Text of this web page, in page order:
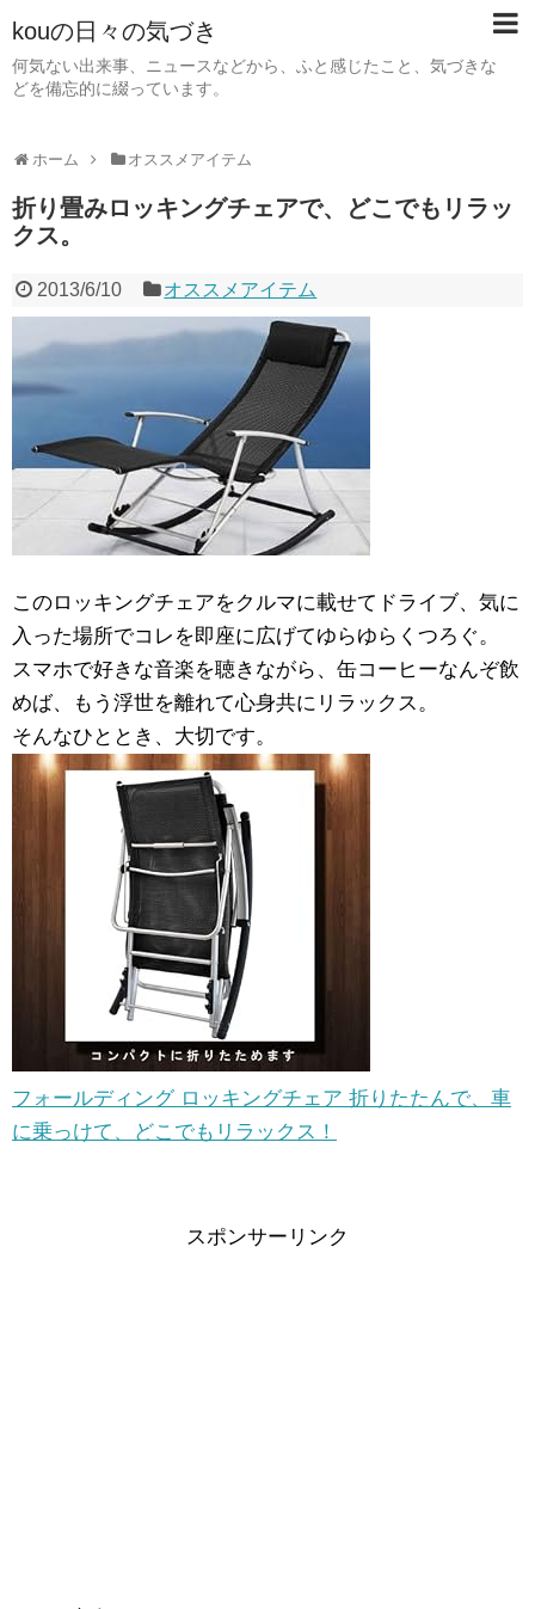
kouの日々の気づき
何気ない出来事、ニュースなどから、ふと感じたこと、気づきな
どを備忘的に綴っています。
ホーム オススメアイテム
折り畳みロッキングチェアで、どこでもリラッ
クス。
2013/6/10 オススメアイテム
このロッキングチェアをクルマに載せてドライブ、気に
入った場所でコレを即座に広げてゆらゆらくつろぐ。
スマホで好きな音楽を聴きながら、缶コーヒーなんぞ飲
めば、もう浮世を離れて心身共にリラックス。
そんなひととき、大切です。
フォールディング ロッキングチェア 折りたたんで、車
に乗っけて、どこでもリラックス！
スポンサーリンク